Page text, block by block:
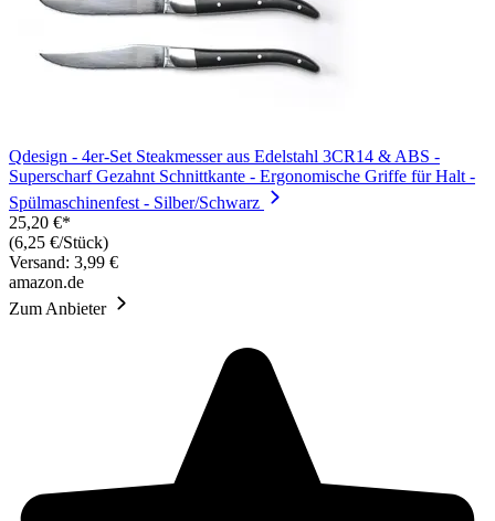
Qdesign - 4er-Set Steakmesser aus Edelstahl 3CR14 & ABS -
Superscharf Gezahnt Schnittkante - Ergonomische Griffe für Halt -
Spülmaschinenfest - Silber/Schwarz
25,20 €*
(6,25 €/Stück)
Versand: 3,99 €
amazon.de
Zum Anbieter